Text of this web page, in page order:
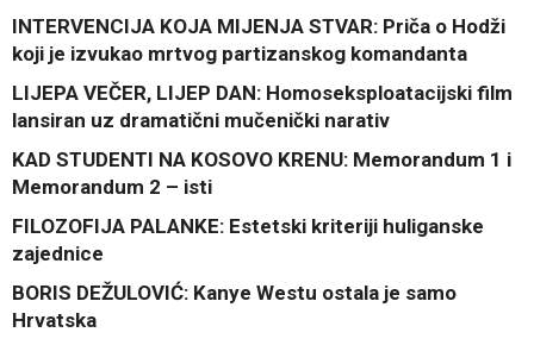
INTERVENCIJA KOJA MIJENJA STVAR: Priča o Hodži
koji je izvukao mrtvog partizanskog komandanta
LIJEPA VEČER, LIJEP DAN: Homoseksploatacijski film
lansiran uz dramatični mučenički narativ
KAD STUDENTI NA KOSOVO KRENU: Memorandum 1 i
Memorandum 2 – isti
FILOZOFIJA PALANKE: Estetski kriteriji huliganske
zajednice
BORIS DEŽULOVIĆ: Kanye Westu ostala je samo
Hrvatska